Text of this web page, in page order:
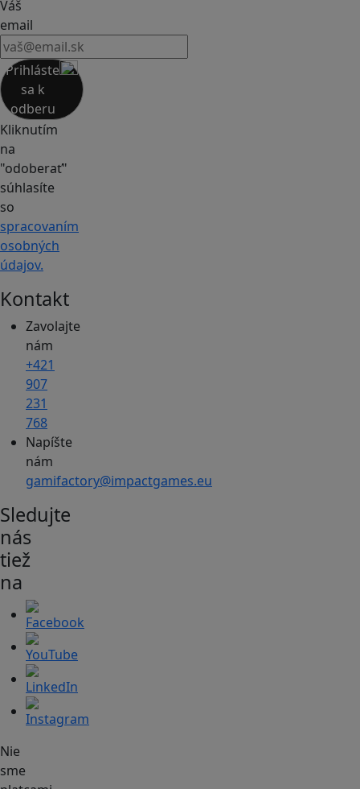
Váš
email
Prihláste
sa k
odberu
Kliknutím
na
"odoberať"
súhlasíte
so
spracovaním
osobných
údajov.
Kontakt
Zavolajte
nám
+421
907
231
768
Napíšte
nám
gamifactory@impactgames.eu
Sledujte
nás
tiež
na
Nie
sme